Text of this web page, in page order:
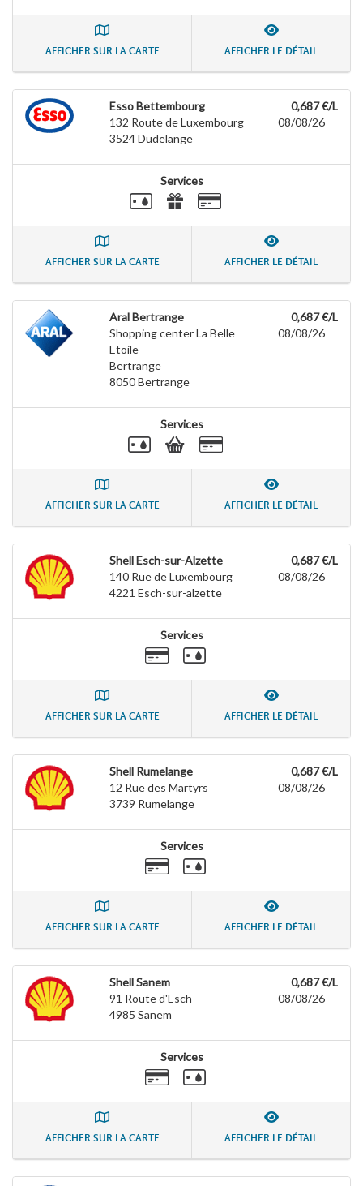
AFFICHER SUR LA CARTE AFFICHER LE DÉTAIL
Esso Bettembourg
132 Route de Luxembourg
3524Dudelange
0,687 €/L
08/08/26
Services
AFFICHER SUR LA CARTE AFFICHER LE DÉTAIL
Aral Bertrange
Shopping center La Belle
Etoile
Bertrange
8050Bertrange
0,687 €/L
08/08/26
Services
AFFICHER SUR LA CARTE AFFICHER LE DÉTAIL
Shell Esch-sur-Alzette
140 Rue de Luxembourg
4221 Esch-sur-alzette
0,687 €/L
08/08/26
Services
AFFICHER SUR LA CARTE AFFICHER LE DÉTAIL
Shell Rumelange
12 Rue des Martyrs
3739 Rumelange
0,687 €/L
08/08/26
Services
AFFICHER SUR LA CARTE AFFICHER LE DÉTAIL
Shell Sanem
91 Route d'Esch
4985 Sanem
0,687 €/L
08/08/26
Services
AFFICHER SUR LA CARTE AFFICHER LE DÉTAIL